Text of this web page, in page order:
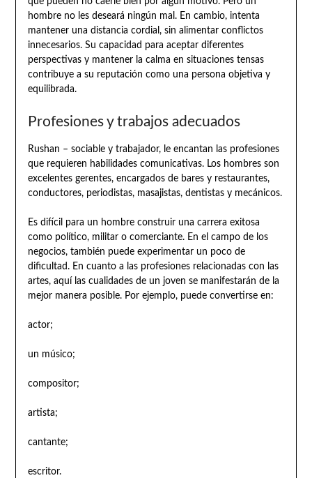
hombre no les deseará ningún mal. En cambio, intenta
mantener una distancia cordial, sin alimentar conflictos
innecesarios. Su capacidad para aceptar diferentes
perspectivas y mantener la calma en situaciones tensas
contribuye a su reputación como una persona objetiva y
equilibrada.
Profesiones y trabajos adecuados
Rushan – sociable y trabajador, le encantan las profesiones
que requieren habilidades comunicativas. Los hombres son
excelentes gerentes, encargados de bares y restaurantes,
conductores, periodistas, masajistas, dentistas y mecánicos.
Es difícil para un hombre construir una carrera exitosa
como político, militar o comerciante. En el campo de los
negocios, también puede experimentar un poco de
dificultad. En cuanto a las profesiones relacionadas con las
artes, aquí las cualidades de un joven se manifestarán de la
mejor manera posible. Por ejemplo, puede convertirse en:
actor;
un músico;
compositor;
artista;
cantante;
escritor.